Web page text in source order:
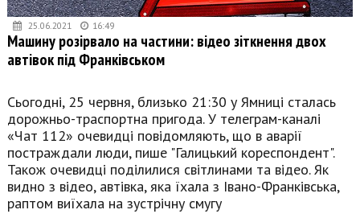
25.06.2021 16:49
Машину розірвало на частини: відео зіткнення двох
автівок під Франківськом
Сьогодні, 25 червня, близько 21:30 у Ямниці сталась
дорожньо-траспортна пригода. У телеграм-каналі
«Чат 112» очевидці повідомляють, що в аварії
постраждали люди, пише "Галицький кореспондент".
Також очевидці поділилися світлинами та відео. Як
видно з відео, автівка, яка їхала з Івано-Франківська,
раптом виїхала на зустрічну смугу